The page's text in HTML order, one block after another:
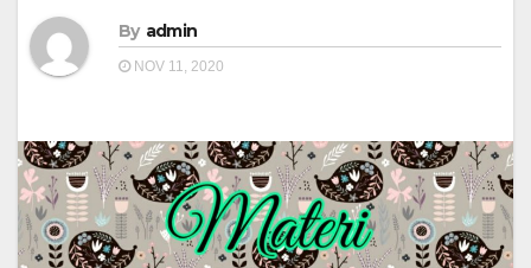
By admin
NOV 11, 2020